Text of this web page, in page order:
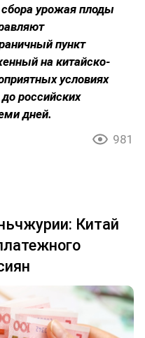
урожая плоды
пункт
на китайско-
условиях
российских
дней.
981
Китай